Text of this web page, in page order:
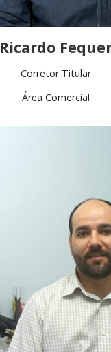
Ricardo
Corretor Titular
Área Comercial